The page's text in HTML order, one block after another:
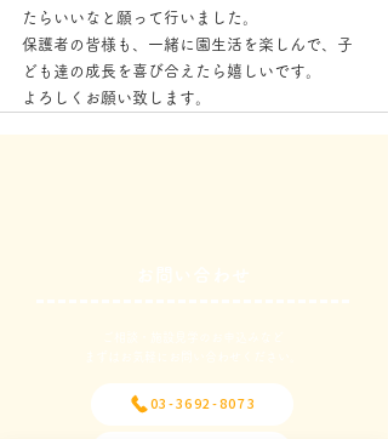
たらいいなと願って行いました。
保護者の皆様も、一緒に園生活を楽しんで、子
ども達の成長を喜び合えたら嬉しいです。
よろしくお願い致します。
03-3692-8073